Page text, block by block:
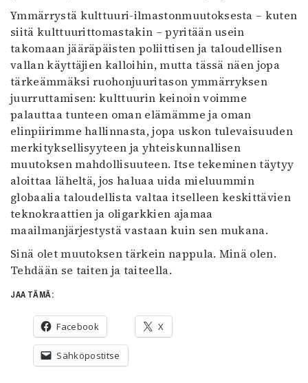
Ymmärrystä kulttuuri-ilmastonmuutoksesta – kuten
siitä kulttuurittomastakin – pyritään usein
takomaan jääräpäisten poliittisen ja taloudellisen
vallan käyttäjien kalloihin, mutta tässä näen jopa
tärkeämmäksi ruohonjuuritason ymmärryksen
juurruttamisen: kulttuurin keinoin voimme
palauttaa tunteen oman elämämme ja oman
elinpiirimme hallinnasta, jopa uskon tulevaisuuden
merkityksellisyyteen ja yhteiskunnallisen
muutoksen mahdollisuuteen. Itse tekeminen täytyy
aloittaa läheltä, jos haluaa uida mieluummin
globaalia taloudellista valtaa itselleen keskittävien
teknokraattien ja oligarkkien ajamaa
maailmanjärjestystä vastaan kuin sen mukana.
Sinä olet muutoksen tärkein nappula. Minä olen.
Tehdään se taiten ja taiteella.
JAA TÄMÄ:
Facebook X
Sähköpostitse